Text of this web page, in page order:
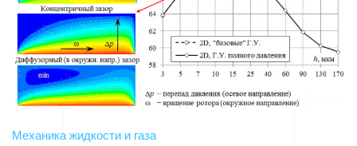
Механика жидкости и газа